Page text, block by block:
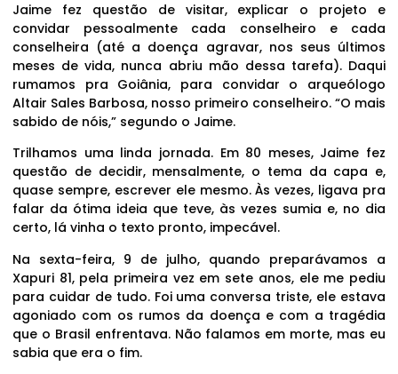
Jaime fez questão de visitar, explicar o projeto e
convidar pessoalmente cada conselheiro e cada
conselheira (até a doença agravar, nos seus últimos
meses de vida, nunca abriu mão dessa tarefa). Daqui
rumamos pra Goiânia, para convidar o arqueólogo
Altair Sales Barbosa, nosso primeiro conselheiro. “O mais
sabido de nóis,” segundo o Jaime.
Trilhamos uma linda jornada. Em 80 meses, Jaime fez
questão de decidir, mensalmente, o tema da capa e,
quase sempre, escrever ele mesmo. Às vezes, ligava pra
falar da ótima ideia que teve, às vezes sumia e, no dia
certo, lá vinha o texto pronto, impecável.
Na sexta-feira, 9 de julho, quando preparávamos a
Xapuri 81, pela primeira vez em sete anos, ele me pediu
para cuidar de tudo. Foi uma conversa triste, ele estava
agoniado com os rumos da doença e com a tragédia
que o Brasil enfrentava. Não falamos em morte, mas eu
sabia que era o fim.